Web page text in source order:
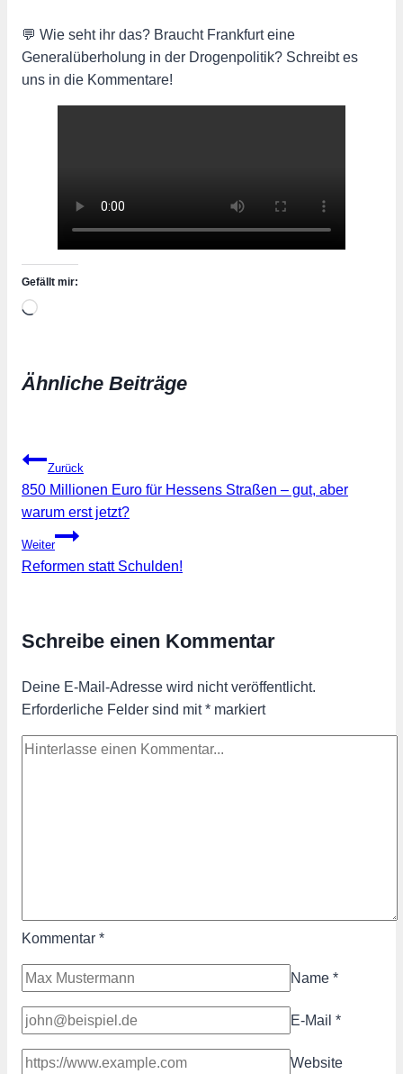
💬 Wie seht ihr das? Braucht Frankfurt eine
Generalüberholung in der Drogenpolitik? Schreibt es
uns in die Kommentare!
Gefällt mir:
Wird
Ähnliche Beiträge
Beitragsnavigation
Zurück
850 Millionen Euro für Hessens Straßen – gut, aber
warum erst jetzt?
Weiter
Reformen statt Schulden!
Schreibe einen Kommentar
Deine E-Mail-Adresse wird nicht veröffentlicht.
Erforderliche Felder sind mit* markiert
Kommentar *
Name *
E-Mail *
Website